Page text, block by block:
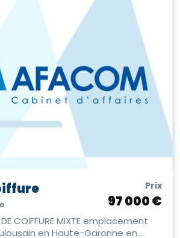
Prix
97 000 €
COIFFURE MIXTE emplacement
en Haute-Garonne en